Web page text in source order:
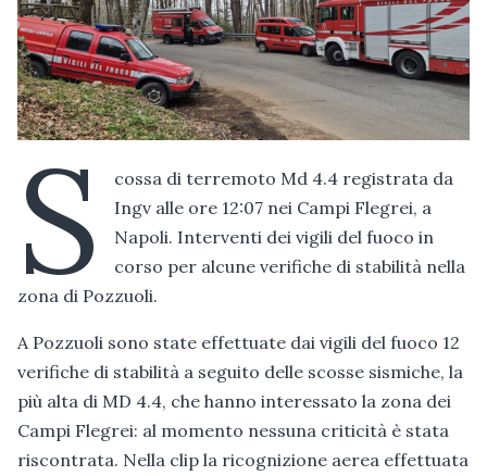
S
cossa di terremoto Md 4.4 registrata da
Ingv alle ore 12:07 nei Campi Flegrei, a
Napoli. Interventi dei vigili del fuoco in
corso per alcune verifiche di stabilità nella
zona di Pozzuoli.
A Pozzuoli sono state effettuate dai vigili del fuoco 12
verifiche di stabilità a seguito delle scosse sismiche, la
più alta di MD 4.4, che hanno interessato la zona dei
Campi Flegrei: al momento nessuna criticità è stata
riscontrata. Nella clip la ricognizione aerea effettuata